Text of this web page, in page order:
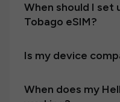
When should I set
Tobago eSIM?
Is my device
When does my